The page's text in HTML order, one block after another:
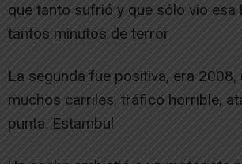
que tanto sufrió y que sólo vio esa
tantos minutos de terror
La segunda fue positiva, era 2008,
muchos carriles, tráfico horrible,
punta. Estambul